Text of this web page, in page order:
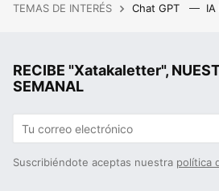
TEMAS DE INTERÉS Chat GPT
RECIBE "Xatakaletter",
SEMANAL
Suscribiéndote aceptas nuestra política